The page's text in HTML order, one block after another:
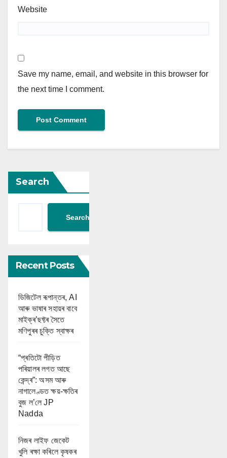
Website
Save my name, email, and website in this browser for
the next time I comment.
Search
Search
Recent Posts
ডিজিটেল ৰূপান্তৰ, AI
আৰু ভাষাৰ সহায়ৰ বাবে
মাইক্ৰ’ছফ্টৰ সৈতে
মণিপুৰৰ চুক্তি স্বাক্ষৰ
“প্ৰতিটো পীড়িত
পৰিয়ালৰ লগত আছে
কেন্দ্ৰ”: অসম আৰু
নাগালেণ্ডত ক্ষয়-ক্ষতিৰ
বুজ ল’লে JP
Nadda
নিজৰ লাইফ জেকেট
খুলি ৰক্ষা কৰিলে কৃষকৰ